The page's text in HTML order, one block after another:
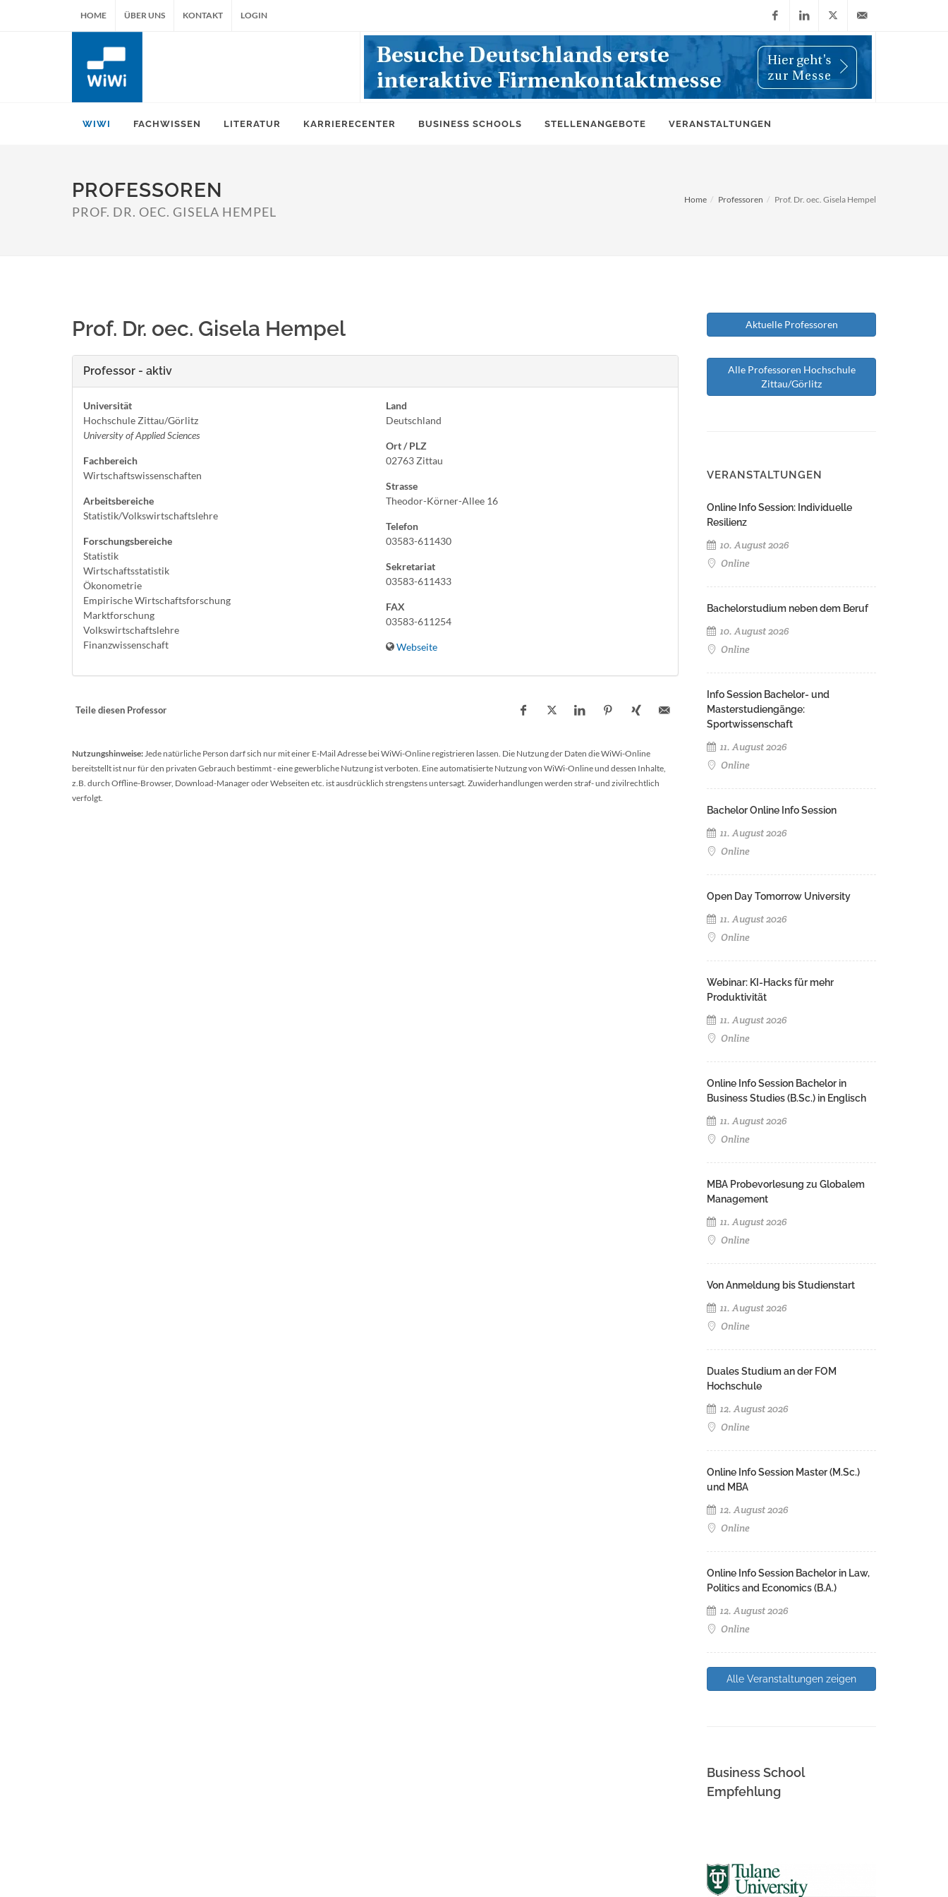
HOME ÜBER UNS KONTAKT LOGIN
FacebookLinkedIn
X
(Twitter)
info@wiwi-
WIWI FACHWISSEN LITERATUR KARRIERECENTER BUSINESS SCHOOLS STELLENANGEBOTE VERANSTALTUNGEN
PROFESSOREN
PROF. DR. OEC. GISELA HEMPEL
Home Professoren Prof. Dr. oec. Gisela Hempel
Prof. Dr. oec. Gisela Hempel
Professor - aktiv
Universität
Hochschule Zittau/Görlitz
University of Applied Sciences
Fachbereich
Wirtschaftswissenschaften
Arbeitsbereiche
Statistik/Volkswirtschaftslehre
Forschungsbereiche
Statistik
Wirtschaftsstatistik
Ökonometrie
Empirische Wirtschaftsforschung
Marktforschung
Volkswirtschaftslehre
Finanzwissenschaft
Land
Deutschland
Ort / PLZ
02763 Zittau
Strasse
Theodor-Körner-Allee 16
Telefon
03583-611430
Sekretariat
03583-611433
FAX
03583-611254
Webseite
Teile diesen Professor
Nutzungshinweise:Jede natürliche Person darf sich nur mit einer E-Mail Adresse bei WiWi-Online registrieren lassen. Die Nutzung der Daten die WiWi-Online
bereitstellt ist nur für den privaten Gebrauch bestimmt - eine gewerbliche Nutzung ist verboten. Eine automatisierte Nutzung von WiWi-Online und dessen Inhalte,
z.B. durch Offline-Browser, Download-Manager oder Webseiten etc. ist ausdrücklich strengstens untersagt. Zuwiderhandlungen werden straf- und zivilrechtlich
verfolgt.
Aktuelle Professoren
Alle Professoren Hochschule
Zittau/Görlitz
VERANSTALTUNGEN
Online Info Session: Individuelle
Resilienz
10. August 2026
Online
Bachelorstudium neben dem Beruf
10. August 2026
Online
Info Session Bachelor- und
Masterstudiengänge:
Sportwissenschaft
11. August 2026
Online
Bachelor Online Info Session
11. August 2026
Online
Open Day Tomorrow University
11. August 2026
Online
Webinar: KI-Hacks für mehr
Produktivität
11. August 2026
Online
Online Info Session Bachelor in
Business Studies (B.Sc.) in Englisch
11. August 2026
Online
MBA Probevorlesung zu Globalem
Management
11. August 2026
Online
Von Anmeldung bis Studienstart
11. August 2026
Online
Duales Studium an der FOM
Hochschule
12. August 2026
Online
Online Info Session Master (M.Sc.)
und MBA
12. August 2026
Online
Online Info Session Bachelor in Law,
Politics and Economics (B.A.)
12. August 2026
Online
Alle Veranstaltungen zeigen
Business School
Empfehlung